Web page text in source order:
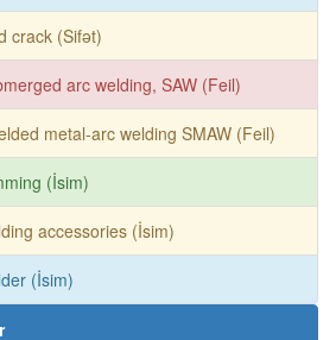
crack (Sifət)
arc welding, SAW (Feil)
metal-arc welding SMAW (Feil)
(İsim)
accessories (İsim)
(İsim)